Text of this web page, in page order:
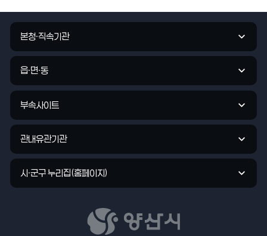
평
가
입
력
관
기
바
가
기
본청·직속기관
읍·면·동
부속사이트
관내유관기관
시·군구 누리집(홈페이지)